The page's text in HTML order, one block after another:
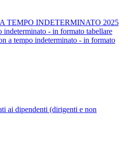
TEMPO INDETERMINATO 2025
indeterminato - in formato tabellare
a tempo indeterminato - in formato
ai dipendenti (dirigenti e non